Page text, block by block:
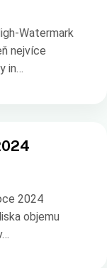
Watermark
nejvíce
in…
2024
objemu